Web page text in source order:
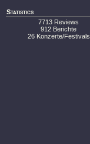
Statistics
7713 Reviews
912 Berichte
26 Konzerte/Festivals